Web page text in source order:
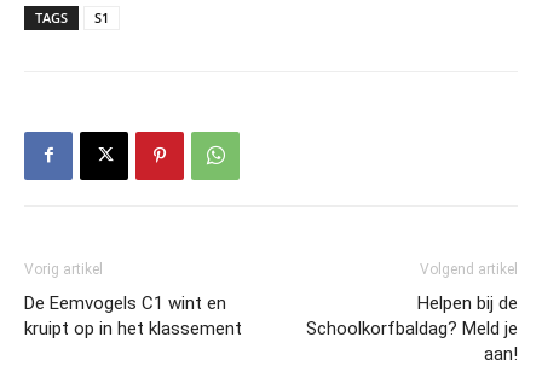
TAGS S1
Vorig artikel
De Eemvogels C1 wint en
kruipt op in het klassement
Volgend artikel
Helpen bij de
Schoolkorfbaldag? Meld je
aan!